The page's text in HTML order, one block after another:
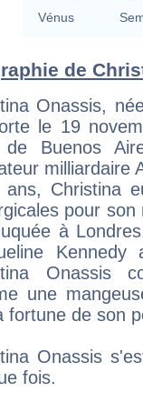
Vénus
de
Onassis,
le 19
de Buenos
milliardaire
Christina
pour
à
Onassis
une
fortune de son
Onassis
fois.